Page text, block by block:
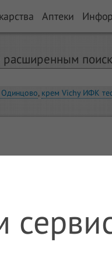
Аптеки
расширенным
Одинцово, крем Vichy ИФК